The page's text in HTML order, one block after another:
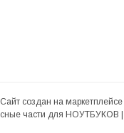
Сайт создан на маркетплейсе
Аксессуары и запасные части для НОУТБУКОВ |